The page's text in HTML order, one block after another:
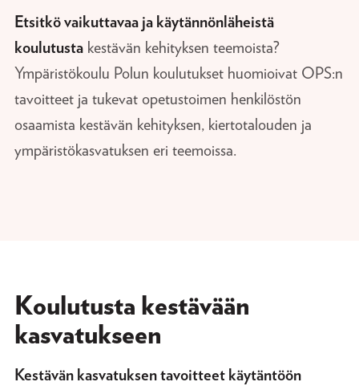
Etsitkö vaikuttavaa ja käytännönläheistä
koulutusta kestävän kehityksen teemoista?
Ympäristökoulu Polun koulutukset huomioivat OPS:n
tavoitteet ja tukevat opetustoimen henkilöstön
osaamista kestävän kehityksen, kiertotalouden ja
ympäristökasvatuksen eri teemoissa.
Koulutusta kestävään
kasvatukseen
Kestävän kasvatuksen tavoitteet käytäntöön